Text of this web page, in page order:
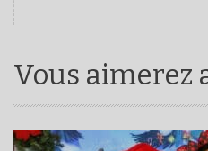
Vous aimerez